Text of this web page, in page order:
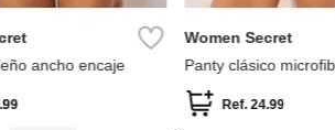
ancho encaje
Women Secret
Panty clásico
Ref.24.99